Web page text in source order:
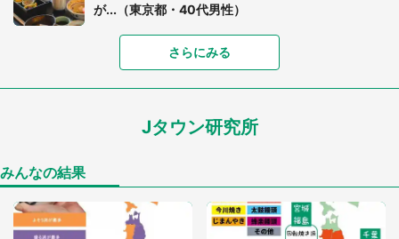
が...（東京都・40代男性）
「富豪すぎ」1歳息子の〝店頭駄々こね〟の内容に1.
7万人驚がく 「お菓子売り場ならまだしも...」「ハ
ードル高い」
あまりにも四角すぎる猫、激写される 「これもう
「閉所恐怖症の私は新幹線で大パニック。隣席の青
年に『手を繋いで』とお願いしたら...」 体験談に
さらにみる
Jタウン研究所
みんなの結果